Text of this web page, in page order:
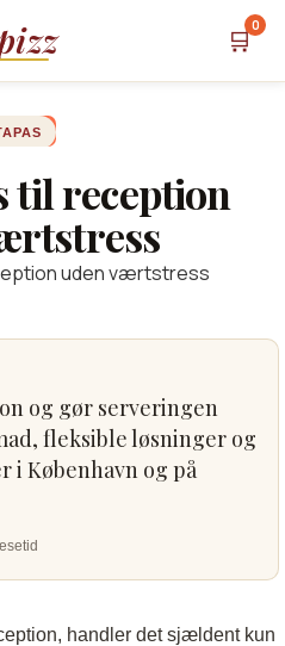
🛒0
til reception
og gør serveringen
fleksible løsninger og
København og på
handler det sjældent kun